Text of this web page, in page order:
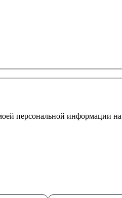
персональной информации